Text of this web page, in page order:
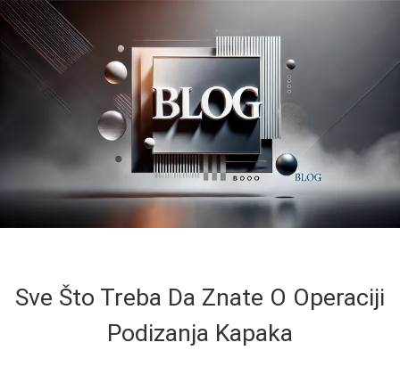
Sve Što Treba Da Znate O Operaciji
Podizanja Kapaka